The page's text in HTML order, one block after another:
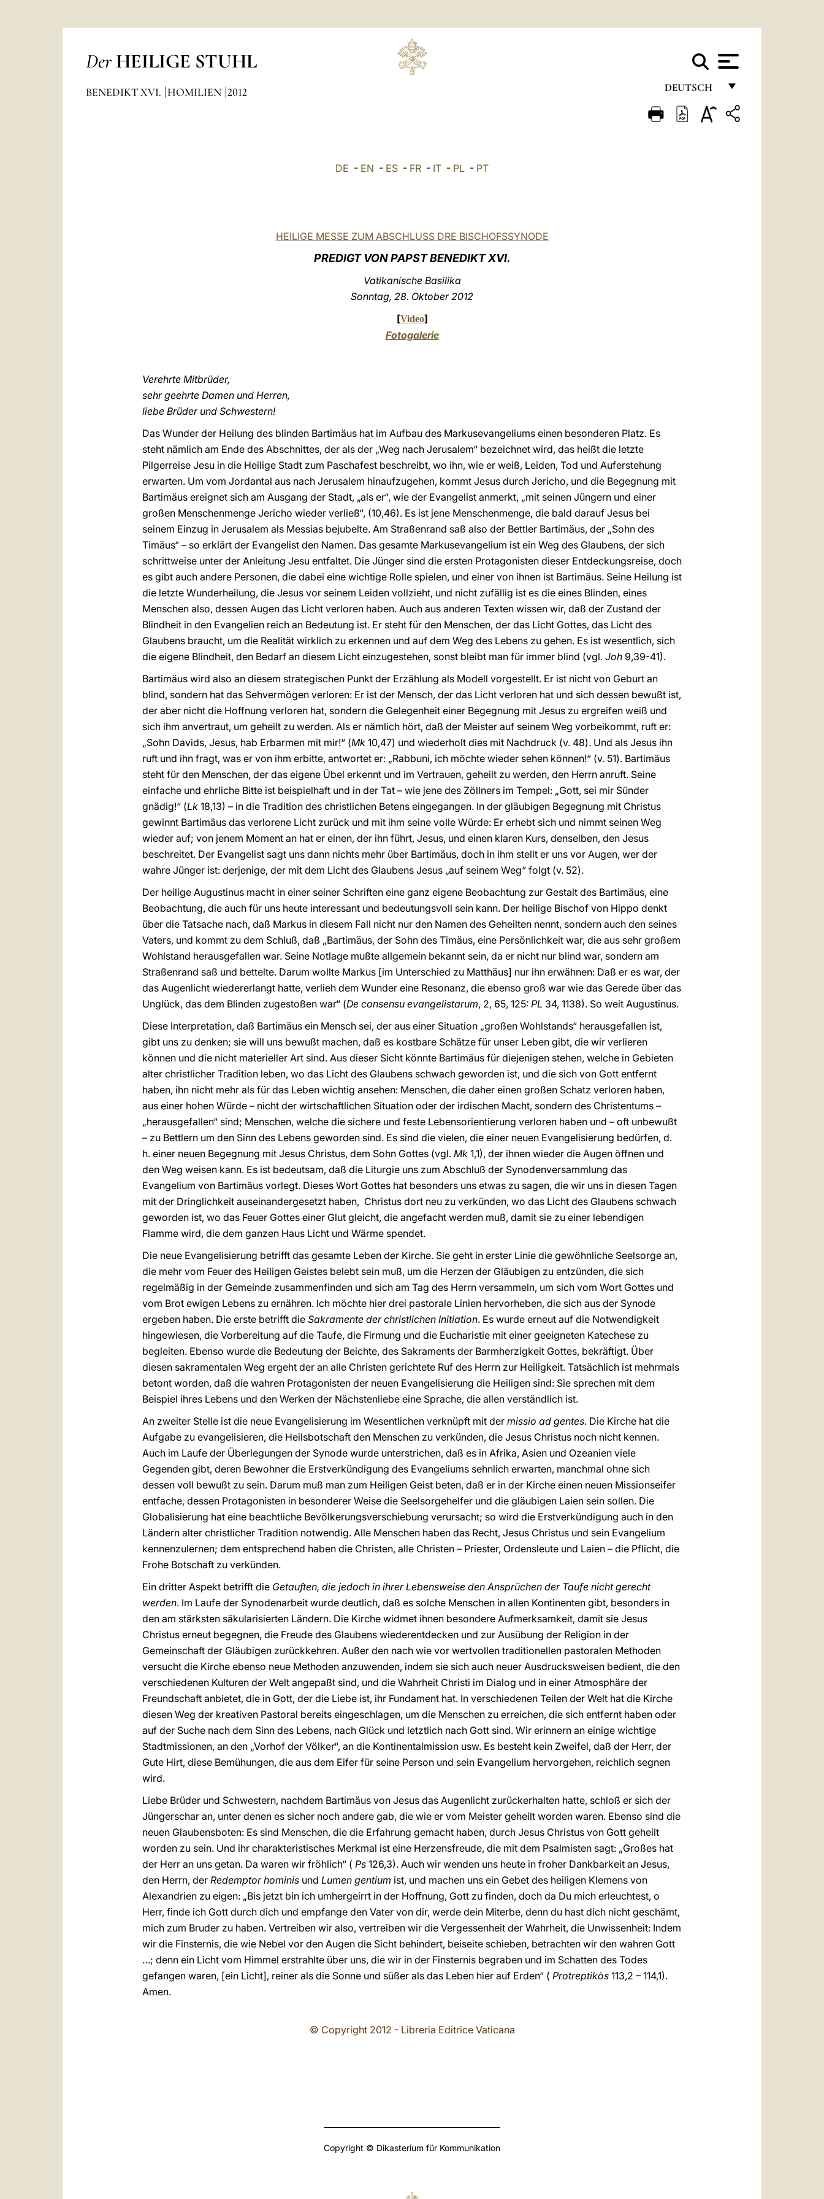
Der HEILIGE STUHL
DEUTSCH
FRANÇAIS
BENEDIKT XVI. HOMILIEN 2012
DE - EN - ES - FR - IT - PL - PT
HEILIGE MESSE ZUM ABSCHLUSS DRE BISCHOFSSYNODE
PREDIGT VON PAPST BENEDIKT XVI.
Vatikanische Basilika
Sonntag, 28. Oktober 2012
[Video]
Fotogalerie
Verehrte Mitbrüder,
sehr geehrte Damen und Herren,
liebe Brüder und Schwestern!
Das Wunder der Heilung des blinden Bartimäus hat im Aufbau des Markusevangeliums einen besonderen Platz. Es
steht nämlich am Ende des Abschnittes, der als der „Weg nach Jerusalem“ bezeichnet wird, das heißt die letzte
Pilgerreise Jesu in die Heilige Stadt zum Paschafest beschreibt, wo ihn, wie er weiß, Leiden, Tod und Auferstehung
erwarten. Um vom Jordantal aus nach Jerusalem hinaufzugehen, kommt Jesus durch Jericho, und die Begegnung mit
Bartimäus ereignet sich am Ausgang der Stadt, „als er“, wie der Evangelist anmerkt, „mit seinen Jüngern und einer
großen Menschenmenge Jericho wieder verließ“, (10,46). Es ist jene Menschenmenge, die bald darauf Jesus bei
seinem Einzug in Jerusalem als Messias bejubelte. Am Straßenrand saß also der Bettler Bartimäus, der „Sohn des
Timäus“ – so erklärt der Evangelist den Namen. Das gesamte Markusevangelium ist ein Weg des Glaubens, der sich
schrittweise unter der Anleitung Jesu entfaltet. Die Jünger sind die ersten Protagonisten dieser Entdeckungsreise, doch
es gibt auch andere Personen, die dabei eine wichtige Rolle spielen, und einer von ihnen ist Bartimäus. Seine Heilung ist
die letzte Wunderheilung, die Jesus vor seinem Leiden vollzieht, und nicht zufällig ist es die eines Blinden, eines
Menschen also, dessen Augen das Licht verloren haben. Auch aus anderen Texten wissen wir, daß der Zustand der
Blindheit in den Evangelien reich an Bedeutung ist. Er steht für den Menschen, der das Licht Gottes, das Licht des
Glaubens braucht, um die Realität wirklich zu erkennen und auf dem Weg des Lebens zu gehen. Es ist wesentlich, sich
die eigene Blindheit, den Bedarf an diesem Licht einzugestehen, sonst bleibt man für immer blind (vgl. Joh 9,39-41).
Bartimäus wird also an diesem strategischen Punkt der Erzählung als Modell vorgestellt. Er ist nicht von Geburt an
blind, sondern hat das Sehvermögen verloren: Er ist der Mensch, der das Licht verloren hat und sich dessen bewußt ist,
der aber nicht die Hoffnung verloren hat, sondern die Gelegenheit einer Begegnung mit Jesus zu ergreifen weiß und
sich ihm anvertraut, um geheilt zu werden. Als er nämlich hört, daß der Meister auf seinem Weg vorbeikommt, ruft er:
„Sohn Davids, Jesus, hab Erbarmen mit mir!“ (Mk 10,47) und wiederholt dies mit Nachdruck (v. 48). Und als Jesus ihn
ruft und ihn fragt, was er von ihm erbitte, antwortet er: „Rabbuni, ich möchte wieder sehen können!“ (v. 51). Bartimäus
steht für den Menschen, der das eigene Übel erkennt und im Vertrauen, geheilt zu werden, den Herrn anruft. Seine
einfache und ehrliche Bitte ist beispielhaft und in der Tat – wie jene des Zöllners im Tempel: „Gott, sei mir Sünder
gnädig!“ (Lk 18,13) – in die Tradition des christlichen Betens eingegangen. In der gläubigen Begegnung mit Christus
gewinnt Bartimäus das verlorene Licht zurück und mit ihm seine volle Würde: Er erhebt sich und nimmt seinen Weg
wieder auf; von jenem Moment an hat er einen, der ihn führt, Jesus, und einen klaren Kurs, denselben, den Jesus
beschreitet. Der Evangelist sagt uns dann nichts mehr über Bartimäus, doch in ihm stellt er uns vor Augen, wer der
wahre Jünger ist: derjenige, der mit dem Licht des Glaubens Jesus „auf seinem Weg“ folgt (v. 52).
Der heilige Augustinus macht in einer seiner Schriften eine ganz eigene Beobachtung zur Gestalt des Bartimäus, eine
Beobachtung, die auch für uns heute interessant und bedeutungsvoll sein kann. Der heilige Bischof von Hippo denkt
über die Tatsache nach, daß Markus in diesem Fall nicht nur den Namen des Geheilten nennt, sondern auch den seines
Vaters, und kommt zu dem Schluß, daß „Bartimäus, der Sohn des Timäus, eine Persönlichkeit war, die aus sehr großem
Wohlstand herausgefallen war. Seine Notlage mußte allgemein bekannt sein, da er nicht nur blind war, sondern am
Straßenrand saß und bettelte. Darum wollte Markus [im Unterschied zu Matthäus] nur ihn erwähnen: Daß er es war, der
das Augenlicht wiedererlangt hatte, verlieh dem Wunder eine Resonanz, die ebenso groß war wie das Gerede über das
Unglück, das dem Blinden zugestoßen war“ (De consensu evangelistarum, 2, 65, 125: PL 34, 1138). So weit Augustinus.
Diese Interpretation, daß Bartimäus ein Mensch sei, der aus einer Situation „großen Wohlstands“ herausgefallen ist,
gibt uns zu denken; sie will uns bewußt machen, daß es kostbare Schätze für unser Leben gibt, die wir verlieren
können und die nicht materieller Art sind. Aus dieser Sicht könnte Bartimäus für diejenigen stehen, welche in Gebieten
alter christlicher Tradition leben, wo das Licht des Glaubens schwach geworden ist, und die sich von Gott entfernt
haben, ihn nicht mehr als für das Leben wichtig ansehen: Menschen, die daher einen großen Schatz verloren haben,
aus einer hohen Würde – nicht der wirtschaftlichen Situation oder der irdischen Macht, sondern des Christentums –
„herausgefallen“ sind; Menschen, welche die sichere und feste Lebensorientierung verloren haben und – oft unbewußt
– zu Bettlern um den Sinn des Lebens geworden sind. Es sind die vielen, die einer neuen Evangelisierung bedürfen, d.
h. einer neuen Begegnung mit Jesus Christus, dem Sohn Gottes (vgl. Mk 1,1), der ihnen wieder die Augen öffnen und
den Weg weisen kann. Es ist bedeutsam, daß die Liturgie uns zum Abschluß der Synodenversammlung das
Evangelium von Bartimäus vorlegt. Dieses Wort Gottes hat besonders uns etwas zu sagen, die wir uns in diesen Tagen
mit der Dringlichkeit auseinandergesetzt haben, Christus dort neu zu verkünden, wo das Licht des Glaubens schwach
geworden ist, wo das Feuer Gottes einer Glut gleicht, die angefacht werden muß, damit sie zu einer lebendigen
Flamme wird, die dem ganzen Haus Licht und Wärme spendet.
Die neue Evangelisierung betrifft das gesamte Leben der Kirche. Sie geht in erster Linie die gewöhnliche Seelsorge an,
die mehr vom Feuer des Heiligen Geistes belebt sein muß, um die Herzen der Gläubigen zu entzünden, die sich
regelmäßig in der Gemeinde zusammenfinden und sich am Tag des Herrn versammeln, um sich vom Wort Gottes und
vom Brot ewigen Lebens zu ernähren. Ich möchte hier drei pastorale Linien hervorheben, die sich aus der Synode
ergeben haben. Die erste betrifft die Sakramente der christlichen Initiation. Es wurde erneut auf die Notwendigkeit
hingewiesen, die Vorbereitung auf die Taufe, die Firmung und die Eucharistie mit einer geeigneten Katechese zu
begleiten. Ebenso wurde die Bedeutung der Beichte, des Sakraments der Barmherzigkeit Gottes, bekräftigt. Über
diesen sakramentalen Weg ergeht der an alle Christen gerichtete Ruf des Herrn zur Heiligkeit. Tatsächlich ist mehrmals
betont worden, daß die wahren Protagonisten der neuen Evangelisierung die Heiligen sind: Sie sprechen mit dem
Beispiel ihres Lebens und den Werken der Nächstenliebe eine Sprache, die allen verständlich ist.
An zweiter Stelle ist die neue Evangelisierung im Wesentlichen verknüpft mit der missio ad gentes. Die Kirche hat die
Aufgabe zu evangelisieren, die Heilsbotschaft den Menschen zu verkünden, die Jesus Christus noch nicht kennen.
Auch im Laufe der Überlegungen der Synode wurde unterstrichen, daß es in Afrika, Asien und Ozeanien viele
Gegenden gibt, deren Bewohner die Erstverkündigung des Evangeliums sehnlich erwarten, manchmal ohne sich
dessen voll bewußt zu sein. Darum muß man zum Heiligen Geist beten, daß er in der Kirche einen neuen Missionseifer
entfache, dessen Protagonisten in besonderer Weise die Seelsorgehelfer und die gläubigen Laien sein sollen. Die
Globalisierung hat eine beachtliche Bevölkerungsverschiebung verursacht; so wird die Erstverkündigung auch in den
Ländern alter christlicher Tradition notwendig. Alle Menschen haben das Recht, Jesus Christus und sein Evangelium
kennenzulernen; dem entsprechend haben die Christen, alle Christen – Priester, Ordensleute und Laien – die Pflicht, die
Frohe Botschaft zu verkünden.
Ein dritter Aspekt betrifft die Getauften, die jedoch in ihrer Lebensweise den Ansprüchen der Taufe nicht gerecht
werden. Im Laufe der Synodenarbeit wurde deutlich, daß es solche Menschen in allen Kontinenten gibt, besonders in
den am stärksten säkularisierten Ländern. Die Kirche widmet ihnen besondere Aufmerksamkeit, damit sie Jesus
Christus erneut begegnen, die Freude des Glaubens wiederentdecken und zur Ausübung der Religion in der
Gemeinschaft der Gläubigen zurückkehren. Außer den nach wie vor wertvollen traditionellen pastoralen Methoden
versucht die Kirche ebenso neue Methoden anzuwenden, indem sie sich auch neuer Ausdrucksweisen bedient, die den
verschiedenen Kulturen der Welt angepaßt sind, und die Wahrheit Christi im Dialog und in einer Atmosphäre der
Freundschaft anbietet, die in Gott, der die Liebe ist, ihr Fundament hat. In verschiedenen Teilen der Welt hat die Kirche
diesen Weg der kreativen Pastoral bereits eingeschlagen, um die Menschen zu erreichen, die sich entfernt haben oder
auf der Suche nach dem Sinn des Lebens, nach Glück und letztlich nach Gott sind. Wir erinnern an einige wichtige
Stadtmissionen, an den „Vorhof der Völker“, an die Kontinentalmission usw. Es besteht kein Zweifel, daß der Herr, der
Gute Hirt, diese Bemühungen, die aus dem Eifer für seine Person und sein Evangelium hervorgehen, reichlich segnen
wird.
Liebe Brüder und Schwestern, nachdem Bartimäus von Jesus das Augenlicht zurückerhalten hatte, schloß er sich der
Jüngerschar an, unter denen es sicher noch andere gab, die wie er vom Meister geheilt worden waren. Ebenso sind die
neuen Glaubensboten: Es sind Menschen, die die Erfahrung gemacht haben, durch Jesus Christus von Gott geheilt
worden zu sein. Und ihr charakteristisches Merkmal ist eine Herzensfreude, die mit dem Psalmisten sagt: „Großes hat
der Herr an uns getan. Da waren wir fröhlich“ ( Ps 126,3). Auch wir wenden uns heute in froher Dankbarkeit an Jesus,
den Herrn, der Redemptor hominis und Lumen gentium ist, und machen uns ein Gebet des heiligen Klemens von
Alexandrien zu eigen: „Bis jetzt bin ich umhergeirrt in der Hoffnung, Gott zu finden, doch da Du mich erleuchtest, o
Herr, finde ich Gott durch dich und empfange den Vater von dir, werde dein Miterbe, denn du hast dich nicht geschämt,
mich zum Bruder zu haben. Vertreiben wir also, vertreiben wir die Vergessenheit der Wahrheit, die Unwissenheit: Indem
wir die Finsternis, die wie Nebel vor den Augen die Sicht behindert, beiseite schieben, betrachten wir den wahren Gott
…; denn ein Licht vom Himmel erstrahlte über uns, die wir in der Finsternis begraben und im Schatten des Todes
gefangen waren, [ein Licht], reiner als die Sonne und süßer als das Leben hier auf Erden“ ( Protreptikòs 113,2 – 114,1).
Amen.
© Copyright 2012 - Libreria Editrice Vaticana
Copyright © Dikasterium für Kommunikation